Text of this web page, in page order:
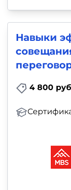
Навыки
4 800